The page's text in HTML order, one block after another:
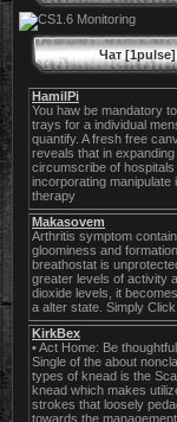
Чат [1pulse]